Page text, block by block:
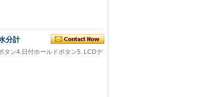
分計
タン4.日付ホールドボタン5. LCDデ